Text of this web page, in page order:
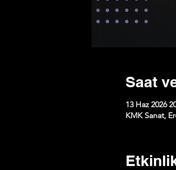
Saat
13 Haz 2026
KMK Sanat,